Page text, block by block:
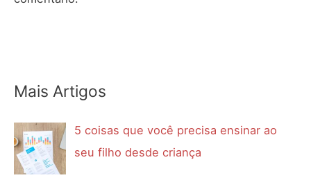
Mais Artigos
5 coisas que você precisa ensinar ao
seu filho desde criança